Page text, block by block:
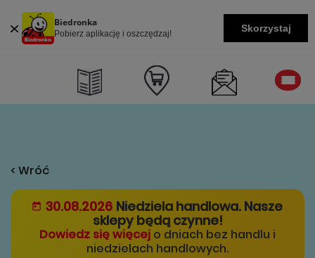
Biedronka
Pobierz aplikację i oszczędzaj! Skorzystaj
< Wróć
30.08.2026 Niedziela handlowa. Nasze
sklepy będą czynne!
Dowiedz się więcej o dniach bez handlu i
niedzielach handlowych.